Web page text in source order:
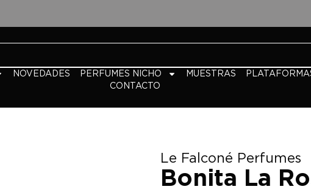
NOVEDADES PERFUMES NICHO MUESTRAS
CONTACTO
Le Falconé Perfumes
Bonita La